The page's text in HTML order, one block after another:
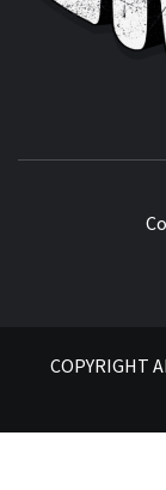
COPYRIGHT